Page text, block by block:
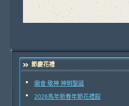
節慶花禮
廟會 敬神 神明聖誕
2026馬年新春年節花禮館